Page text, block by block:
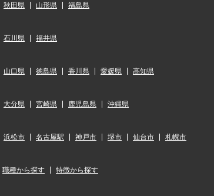
秋田県 山形県 福島県
石川県 福井県
山口県 徳島県 香川県 愛媛県 高知県
大分県 宮崎県 鹿児島県 沖縄県
浜松市 名古屋駅 神戸市 堺市 仙台市 札幌市
職種から探す 特徴から探す